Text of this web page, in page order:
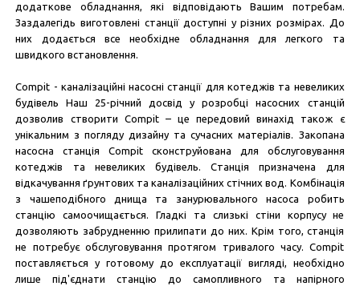
додаткове обладнання, які відповідають Вашим потребам.
Заздалегідь виготовлені станції доступні у різних розмірах. До
них додається все необхідне обладнання для легкого та
швидкого встановлення.
Compit - каналізаційні насосні станції для котеджів та невеликих
будівель Наш 25-річний досвід у розробці насосних станцій
дозволив створити Compit – це передовий винахід також є
унікальним з погляду дизайну та сучасних матеріалів. Закопана
насосна станція Compit сконструйована для обслуговування
котеджів та невеликих будівель. Станція призначена для
відкачування ґрунтових та каналізаційних стічних вод. Комбінація
з чашеподібного днища та занурювального насоса робить
станцію самоочищається. Гладкі та слизькі стіни корпусу не
дозволяють забрудненню прилипати до них. Крім того, станція
не потребує обслуговування протягом тривалого часу. Compit
поставляється у готовому до експлуатації вигляді, необхідно
лише під'єднати станцію до самопливного та напірного